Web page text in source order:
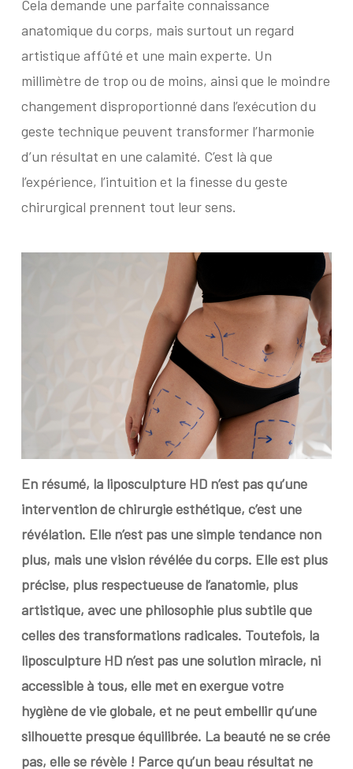
Cela demande une parfaite connaissance
anatomique du corps, mais surtout un regard
artistique affûté et une main experte. Un
millimètre de trop ou de moins, ainsi que le moindre
changement disproportionné dans l’exécution du
geste technique peuvent transformer l’harmonie
d’un résultat en une calamité. C’est là que
l’expérience, l’intuition et la finesse du geste
chirurgical prennent tout leur sens.
En résumé, la liposculpture HD n’est pas qu’une
intervention de chirurgie esthétique, c’est une
révélation. Elle n’est pas une simple tendance non
plus, mais une vision révélée du corps. Elle est plus
précise, plus respectueuse de l’anatomie, plus
artistique, avec une philosophie plus subtile que
celles des transformations radicales. Toutefois, la
liposculpture HD n’est pas une solution miracle, ni
accessible à tous, elle met en exergue votre
hygiène de vie globale, et ne peut embellir qu’une
silhouette presque équilibrée. La beauté ne se crée
pas, elle se révèle ! Parce qu’un beau résultat ne